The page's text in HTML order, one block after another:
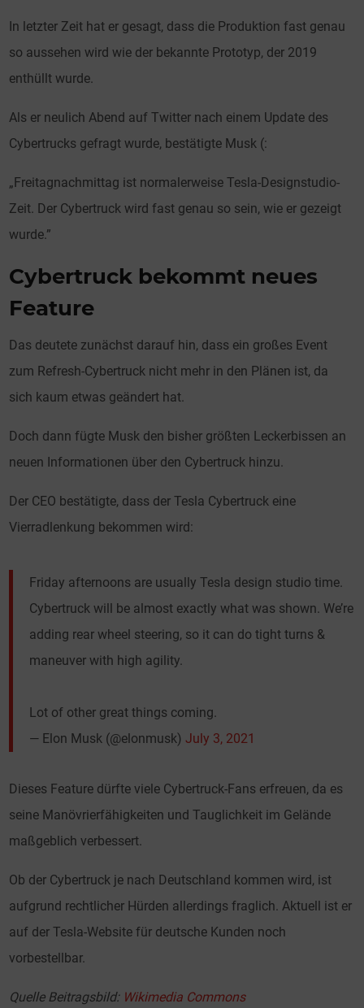
In letzter Zeit hat er gesagt, dass die Produktion fast genau
so aussehen wird wie der bekannte Prototyp, der 2019
enthüllt wurde.
Als er neulich Abend auf Twitter nach einem Update des
Cybertrucks gefragt wurde, bestätigte Musk (:
„Freitagnachmittag ist normalerweise Tesla-Designstudio-
Zeit. Der Cybertruck wird fast genau so sein, wie er gezeigt
wurde.”
Cybertruck bekommt neues
Feature
Das deutete zunächst darauf hin, dass ein großes Event
zum Refresh-Cybertruck nicht mehr in den Plänen ist, da
sich kaum etwas geändert hat.
Doch dann fügte Musk den bisher größten Leckerbissen an
neuen Informationen über den Cybertruck hinzu.
Der CEO bestätigte, dass der Tesla Cybertruck eine
Vierradlenkung bekommen wird:
Friday afternoons are usually Tesla design studio time.
Cybertruck will be almost exactly what was shown. We’re
adding rear wheel steering, so it can do tight turns &
maneuver with high agility.
Lot of other great things coming.
— Elon Musk (@elonmusk)July 3, 2021
Dieses Feature dürfte viele Cybertruck-Fans erfreuen, da es
seine Manövrierfähigkeiten und Tauglichkeit im Gelände
maßgeblich verbessert.
Ob der Cybertruck je nach Deutschland kommen wird, ist
aufgrund rechtlicher Hürden allerdings fraglich. Aktuell ist er
auf der Tesla-Website für deutsche Kunden noch
vorbestellbar.
Quelle Beitragsbild: Wikimedia Commons